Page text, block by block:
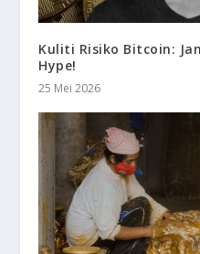
Kuliti Risiko Bitcoin:
Hype!
25 Mei 2026